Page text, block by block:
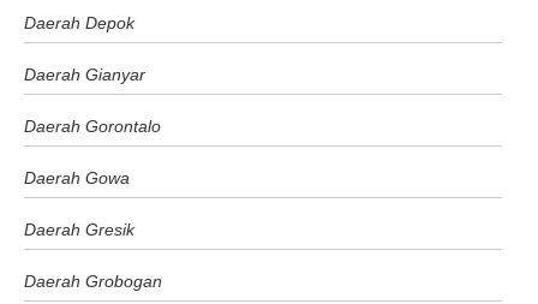
Daerah Depok
Daerah Gianyar
Daerah Gorontalo
Daerah Gowa
Daerah Gresik
Daerah Grobogan